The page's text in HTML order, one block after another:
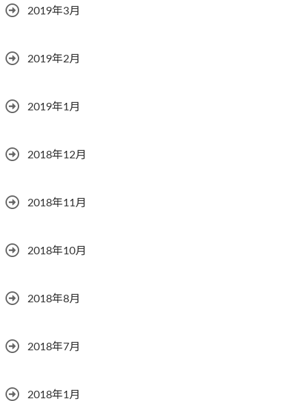
2019年3月
2019年2月
2019年1月
2018年12月
2018年11月
2018年10月
2018年8月
2018年7月
2018年1月